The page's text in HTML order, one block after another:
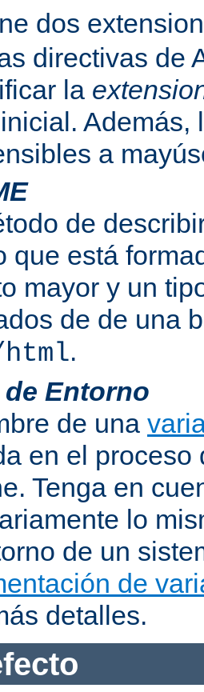
dos
directivas de
la
Además,
a
de
que está
mayor y un
de de una
.
de Entorno
de una
en el proceso
Tenga en
lo
de un
de
detalles.